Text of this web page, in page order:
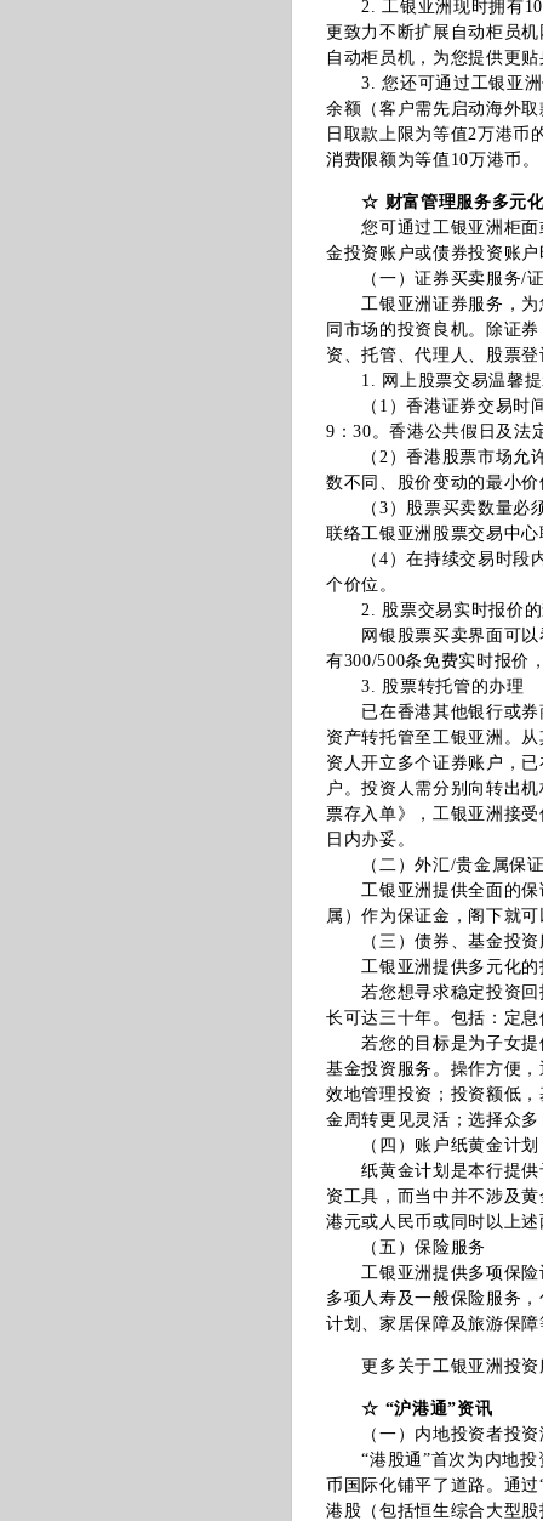
2. 工银亚洲现时拥有100
更致力不断扩展自动柜员
自动柜员机，为您提供更
3. 您还可通过工银亚洲
余额（客户需先启动海外
日取款上限为等值2万港币
消费限额为等值10万港币。
☆ 财富管理服务多元
您可通过工银亚洲柜面
金投资账户或债券投资账
（一）证券买卖服务/证
工银亚洲证券服务，为
同市场的投资良机。除证
资、托管、代理人、股票
1. 网上股票交易温馨提
（1）香港证券交易时间
9：30。香港公共假日及法
（2）香港股票市场允许
数不同、股价变动的最小
（3）股票买卖数量必须
联络工银亚洲股票交易中
（4）在持续交易时段内
个价位。
2. 股票交易实时报价的
网银股票买卖界面可以
有300/500条免费实时报价
3. 股票转托管的办理
已在香港其他银行或券
资产转托管至工银亚洲。
资人开立多个证券账户，
户。投资人需分别向转出
票存入单》，工银亚洲接
日内办妥。
（二）外汇/贵金属保证
工银亚洲提供全面的保
属）作为保证金，阁下就
（三）债券、基金投资
工银亚洲提供多元化的
若您想寻求稳定投资回
长可达三十年。包括：定
若您的目标是为子女提
基金投资服务。操作方便
效地管理投资；投资额低
金周转更见灵活；选择众
（四）账户纸黄金计划
纸黄金计划是本行提供
资工具，而当中并不涉及
港元或人民币或同时以上
（五）保险服务
工银亚洲提供多项保险
多项人寿及一般保险服务
计划、家居保障及旅游保障
更多关于工银亚洲投资
☆ “沪港通”资讯
（一）内地投资者投资
“港股通”首次为内地投
币国际化铺平了道路。通
港股（包括恒生综合大型